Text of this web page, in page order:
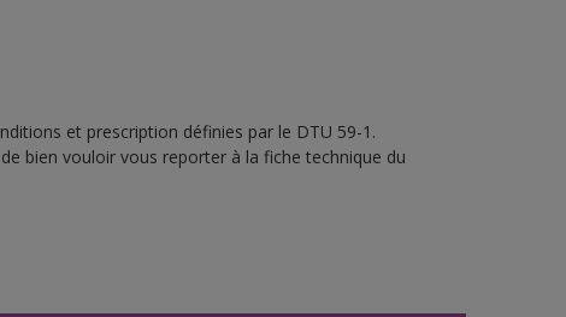
et prescription définies par le DTU 59-1.
bien vouloir vous reporter à la fiche technique du